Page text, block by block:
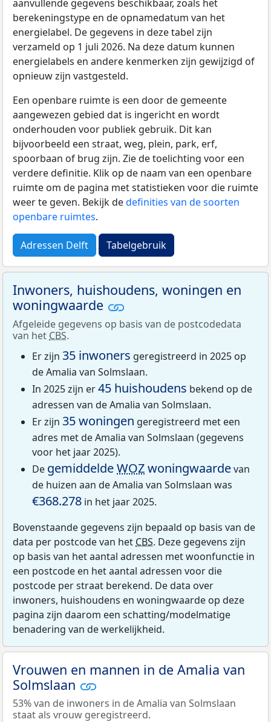
aanvullende gegevens beschikbaar, zoals het
berekeningstype en de opnamedatum van het
energielabel. De gegevens in deze tabel zijn
verzameld op 1 juli 2026. Na deze datum kunnen
energielabels en andere kenmerken zijn gewijzigd of
opnieuw zijn vastgesteld.
Een openbare ruimte is een door de gemeente
aangewezen gebied dat is ingericht en wordt
onderhouden voor publiek gebruik. Dit kan
bijvoorbeeld een straat, weg, plein, park, erf,
spoorbaan of brug zijn. Zie de toelichting voor een
verdere definitie. Klik op de naam van een openbare
ruimte om de pagina met statistieken voor die ruimte
weer te geven. Bekijk dedefinities van de soorten
openbare ruimtes.
Adressen Delft Tabelgebruik
Inwoners, huishoudens, woningen en
woningwaarde
Afgeleide gegevens op basis van de postcodedata
van het CBS.
Er zijn 35 inwoners geregistreerd in 2025 op
de Amalia van Solmslaan.
In 2025 zijn er45 huishoudens bekend op de
adressen van de Amalia van Solmslaan.
Er zijn 35 woningen geregistreerd met een
adres met de Amalia van Solmslaan (gegevens
voor het jaar 2025).
De gemiddeldeWOZwoningwaardevan
de huizen aan de Amalia van Solmslaan was
€368.278 in het jaar 2025.
Bovenstaande gegevens zijn bepaald op basis van de
data per postcode van het CBS. Deze gegevens zijn
op basis van het aantal adressen met woonfunctie in
een postcode en het aantal adressen voor die
postcode per straat berekend. De data over
inwoners, huishoudens en woningwaarde op deze
pagina zijn daarom een schatting/modelmatige
benadering van de werkelijkheid.
Vrouwen en mannen in de Amalia van
Solmslaan
53% van de inwoners in de Amalia van Solmslaan
staat als vrouw geregistreerd.